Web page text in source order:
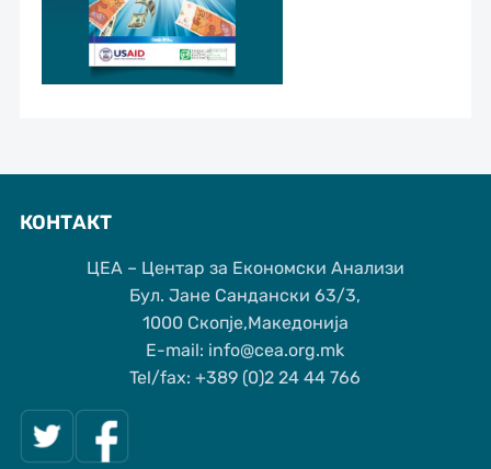
КОНТАКТ
ЦЕА – Центар за Економски Анализи
Бул. Јане Сандански 63/3,
1000 Скопје,Македонија
Е-mail: info@cea.org.mk
Tel/fax: +389 (0)2 24 44 766